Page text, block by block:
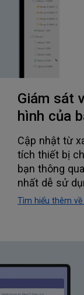
Giám sát
hình của
Cập nhật từ
tích thiết bị
bạn thông
nhất dễ sử
Tìm hiểu thêm về